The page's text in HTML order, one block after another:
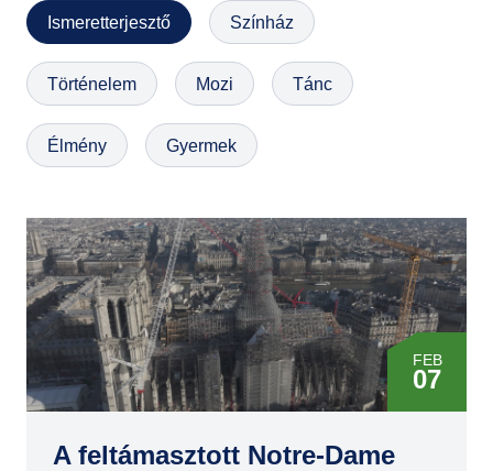
Ismeretterjesztő Színház
Történelem Mozi Tánc
Élmény Gyermek
FEB
07
A feltámasztott Notre-Dame